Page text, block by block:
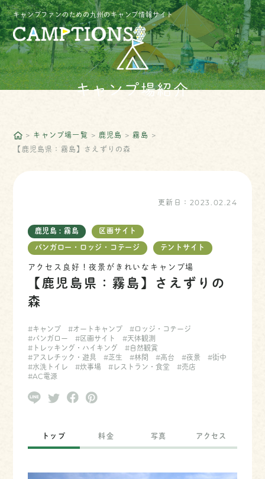
キャンプファンのための九州のキャンプ情報サイト
キャンプ場紹介
キャンプ場一覧 鹿児島
霧島
【鹿児島県：霧島】さえずりの森
更新日： 2023.02.24
鹿児島 : 霧島 区画サイト
バンガロー・ロッジ・コテージ テントサイト
アクセス良好！夜景がきれいなキャンプ場
【鹿児島県：霧島】さえずりの
森
#キャンプ #オートキャンプ
#ロッジ・コテージ
#バンガロー
#区画サイト
#天体観測
#トレッキング・ハイキング
#自然観賞
#アスレチック・遊具
#芝生 #林間 #高台 #夜景
#街中
#水洗トイレ
#炊事場 #レストラン・食堂
#売店
#AC電源
トップ 料金 写真 アクセス